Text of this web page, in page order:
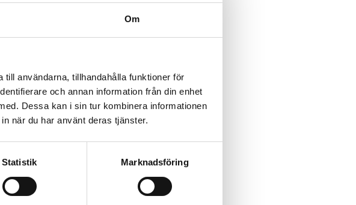
Om
användarna, tillhandahålla funktioner för
och annan information från din enhet
Dessa kan i sin tur kombinera informationen
när du har använt deras tjänster.
Statistik Marknadsföring